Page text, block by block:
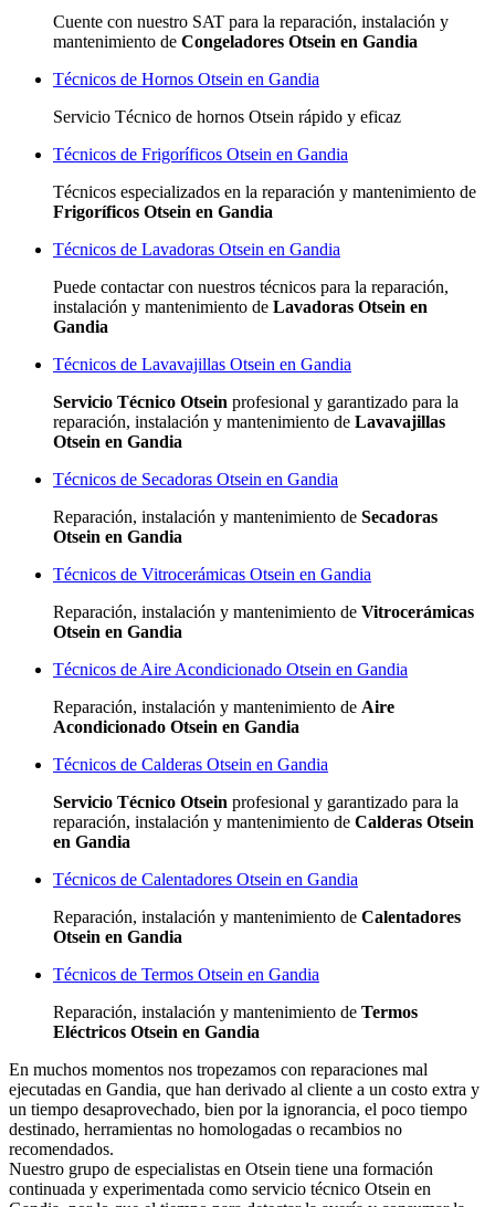
Cuente con nuestro SAT para la reparación, instalación y
mantenimiento de Congeladores Otsein en Gandia
Técnicos de Hornos Otsein en Gandia
Servicio Técnico de hornos Otsein rápido y eficaz
Técnicos de Frigoríficos Otsein en Gandia
Técnicos especializados en la reparación y mantenimiento de
Frigoríficos Otsein en Gandia
Técnicos de Lavadoras Otsein en Gandia
Puede contactar con nuestros técnicos para la reparación,
instalación y mantenimiento de Lavadoras Otsein en
Gandia
Técnicos de Lavavajillas Otsein en Gandia
Servicio Técnico Otsein profesional y garantizado para la
reparación, instalación y mantenimiento de Lavavajillas
Otsein en Gandia
Técnicos de Secadoras Otsein en Gandia
Reparación, instalación y mantenimiento de Secadoras
Otsein en Gandia
Técnicos de Vitrocerámicas Otsein en Gandia
Reparación, instalación y mantenimiento de Vitrocerámicas
Otsein en Gandia
Técnicos de Aire Acondicionado Otsein en Gandia
Reparación, instalación y mantenimiento de Aire
Acondicionado Otsein en Gandia
Técnicos de Calderas Otsein en Gandia
Servicio Técnico Otsein profesional y garantizado para la
reparación, instalación y mantenimiento de Calderas Otsein
en Gandia
Técnicos de Calentadores Otsein en Gandia
Reparación, instalación y mantenimiento de Calentadores
Otsein en Gandia
Técnicos de Termos Otsein en Gandia
Reparación, instalación y mantenimiento de Termos
Eléctricos Otsein en Gandia
En muchos momentos nos tropezamos con reparaciones mal
ejecutadas en Gandia, que han derivado al cliente a un costo extra y
un tiempo desaprovechado, bien por la ignorancia, el poco tiempo
destinado, herramientas no homologadas o recambios no
recomendados.
Nuestro grupo de especialistas en Otsein tiene una formación
continuada y experimentada como servicio técnico Otsein en